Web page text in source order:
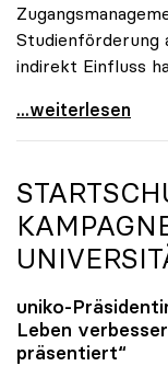
Studienförderung
indirekt Einfluss
Seidler:
...weiterlesen
uniko-
Leben
präsentiert“